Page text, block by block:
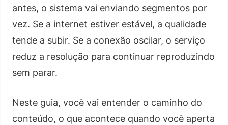
antes, o sistema vai enviando segmentos por
vez. Se a internet estiver estável, a qualidade
tende a subir. Se a conexão oscilar, o serviço
reduz a resolução para continuar reproduzindo
sem parar.
Neste guia, você vai entender o caminho do
conteúdo, o que acontece quando você aperta